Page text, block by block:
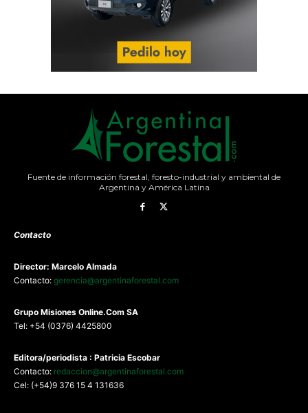
Fuente de información forestal, foresto-industrial y ambiental de
Argentina y América Latina
Contacto
Director: Marcelo Almada
Contacto: gerencia@argentinaforestal.com
Grupo Misiones Online.Com SA
Tel: +54 (0376) 4425800
Editora/periodista : Patricia Escobar
Contacto: redaccion@argentinaforestal.com
Cel: (+54)9 376 15 4 131636